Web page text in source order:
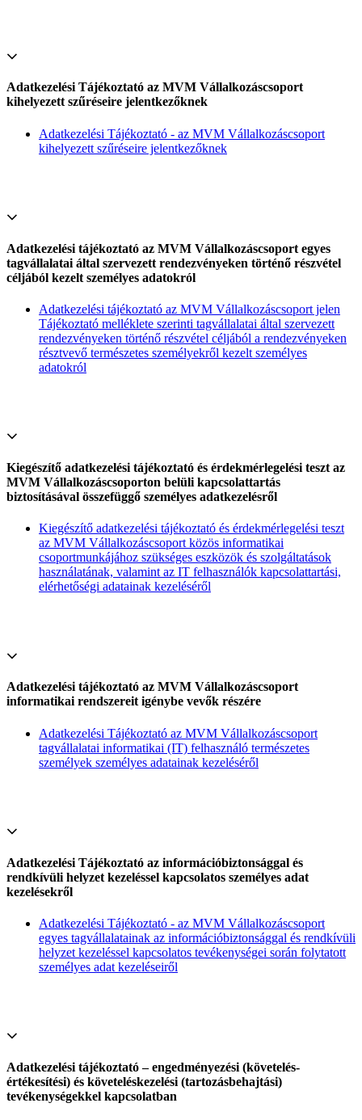
Adatkezelési Tájékoztató az MVM Vállalkozáscsoport
kihelyezett szűréseire jelentkezőknek
Adatkezelési Tájékoztató - az MVM Vállalkozáscsoport
kihelyezett szűréseire jelentkezőknek
Adatkezelési tájékoztató az MVM Vállalkozáscsoport egyes
tagvállalatai által szervezett rendezvényeken történő részvétel
céljából kezelt személyes adatokról
Adatkezelési tájékoztató az MVM Vállalkozáscsoport jelen
Tájékoztató melléklete szerinti tagvállalatai által szervezett
rendezvényeken történő részvétel céljából a rendezvényeken
résztvevő természetes személyekről kezelt személyes
adatokról
Kiegészítő adatkezelési tájékoztató és érdekmérlegelési teszt az
MVM Vállalkozáscsoporton belüli kapcsolattartás
biztosításával összefüggő személyes adatkezelésről
Kiegészítő adatkezelési tájékoztató és érdekmérlegelési teszt
az MVM Vállalkozáscsoport közös informatikai
csoportmunkájához szükséges eszközök és szolgáltatások
használatának, valamint az IT felhasználók kapcsolattartási,
elérhetőségi adatainak kezeléséről
Adatkezelési tájékoztató az MVM Vállalkozáscsoport
informatikai rendszereit igénybe vevők részére
Adatkezelési Tájékoztató az MVM Vállalkozáscsoport
tagvállalatai informatikai (IT) felhasználó természetes
személyek személyes adatainak kezeléséről
Adatkezelési Tájékoztató az információbiztonsággal és
rendkívüli helyzet kezeléssel kapcsolatos személyes adat
kezelésekről
Adatkezelési Tájékoztató - az MVM Vállalkozáscsoport
egyes tagvállalatainak az információbiztonsággal és rendkívüli
helyzet kezeléssel kapcsolatos tevékenységei során folytatott
személyes adat kezeléseiről
Adatkezelési tájékoztató – engedményezési (követelés-
értékesítési) és követeléskezelési (tartozásbehajtási)
tevékenységekkel kapcsolatban